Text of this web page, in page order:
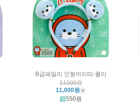
B급패밀리 인형머리띠-쿨리
11000원
11,000원
550원